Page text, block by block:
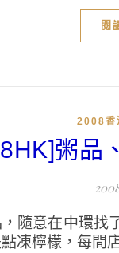
閱
2008香
粥品
隨意在中環
凍檸檬，每間